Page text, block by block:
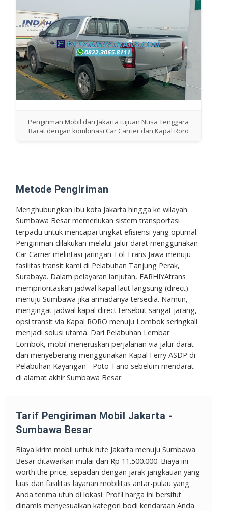
Pengiriman Mobil dari Jakarta tujuan Nusa Tenggara
Barat dengan kombinasi Car Carrier dan Kapal Roro
Metode Pengiriman
Menghubungkan ibu kota Jakarta hingga ke wilayah
Sumbawa Besar memerlukan sistem transportasi
terpadu untuk mencapai tingkat efisiensi yang optimal.
Pengiriman dilakukan melalui jalur darat menggunakan
Car Carriermelintasi jaringan Tol Trans Jawa menuju
fasilitas transit kami di Pelabuhan Tanjung Perak,
Surabaya. Dalam pelayaran lanjutan, FARHIYAtrans
memprioritaskan jadwal kapal laut langsung (direct)
menuju Sumbawa jika armadanya tersedia. Namun,
mengingat jadwal kapaldirecttersebut sangat jarang,
opsi transit via Kapal RORO menuju Lombok seringkali
menjadi solusi utama. Dari Pelabuhan Lembar
Lombok, mobil meneruskan perjalanan via jalur darat
dan menyeberang menggunakan Kapal Ferry ASDP di
Pelabuhan Kayangan - Poto Tano sebelum mendarat
di alamat akhir Sumbawa Besar.
Tarif Pengiriman Mobil Jakarta -
Sumbawa Besar
Biaya kirim mobil untuk rute Jakarta menuju Sumbawa
Besar ditawarkan mulai dari Rp 11.500.000. Biaya ini
worth the price, sepadan dengan jarak jangkauan yang
luas dan fasilitas layanan mobilitas antar-pulau yang
Anda terima utuh di lokasi. Profil harga ini bersifut
dinamis menyesuaikan kategori bodi kendaraan Anda